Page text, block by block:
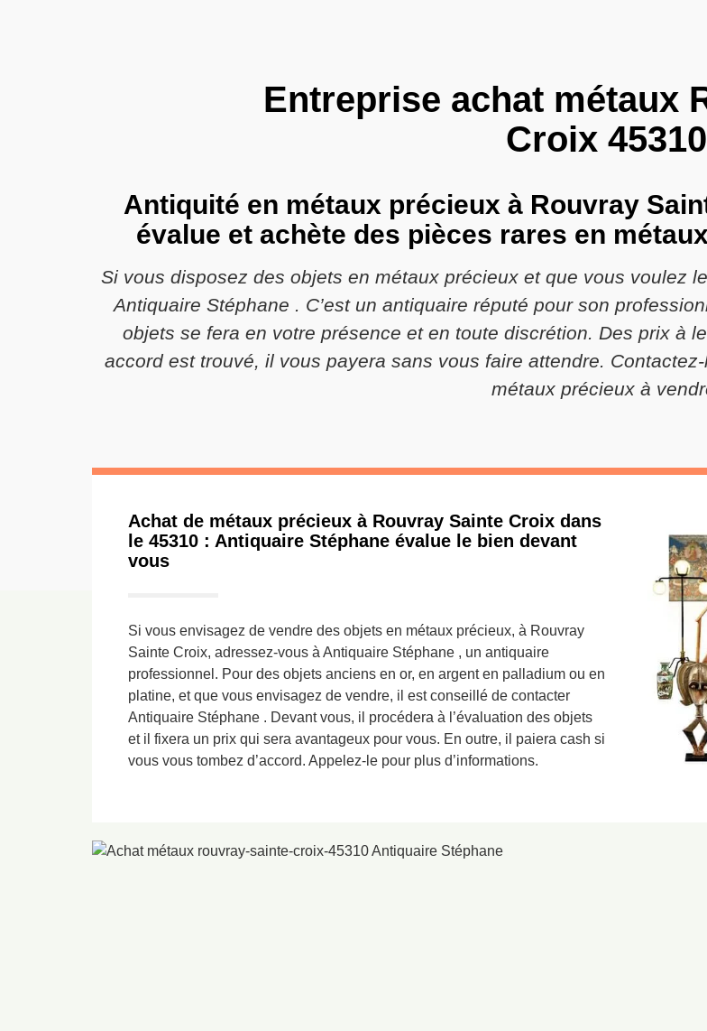
Entreprise achat métaux
Croix 45310
Antiquité en métaux précieux à Rouvray
évalue et achète des pièces rares en
Si vous disposez des objets en métaux précieux et que vous voulez
Antiquaire Stéphane . C’est un antiquaire réputé pour son
objets se fera en votre présence et en toute discrétion. Des prix à
accord est trouvé, il vous payera sans vous faire attendre.
métaux précieux à
Achat de métaux précieux à Rouvray Sainte Croix dans
le 45310 : Antiquaire Stéphane évalue le bien devant
vous
Si vous envisagez de vendre des objets en métaux précieux, à Rouvray
Sainte Croix, adressez-vous à Antiquaire Stéphane , un antiquaire
professionnel. Pour des objets anciens en or, en argent en palladium ou en
platine, et que vous envisagez de vendre, il est conseillé de contacter
Antiquaire Stéphane . Devant vous, il procédera à l’évaluation des objets
et il fixera un prix qui sera avantageux pour vous. En outre, il paiera cash si
vous vous tombez d’accord. Appelez-le pour plus d’informations.